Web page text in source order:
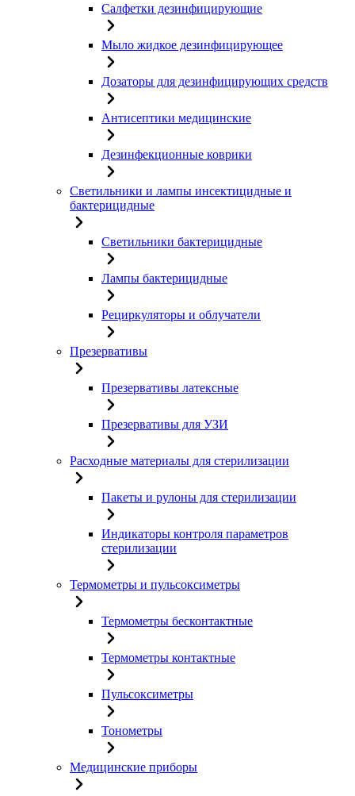
Салфетки дезинфицирующие
Мыло жидкое дезинфицирующее
Дозаторы для дезинфицирующих средств
Антисептики медицинские
Дезинфекционные коврики
Светильники и лампы инсектицидные и
бактерицидные
Светильники бактерицидные
Лампы бактерицидные
Рециркуляторы и облучатели
Презервативы
Презервативы латексные
Презервативы для УЗИ
Расходные материалы для стерилизации
Пакеты и рулоны для стерилизации
Индикаторы контроля параметров
стерилизации
Термометры и пульсоксиметры
Термометры бесконтактные
Термометры контактные
Пульсоксиметры
Тонометры
Медицинские приборы